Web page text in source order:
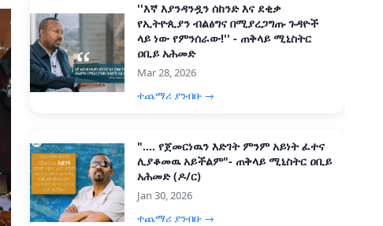
''እኛ እያንዳንዷን ሰከንድ እና ደቂቃ
የኢትዮጲያን ብልፅግና በሚያረጋግጡ ጉዳዮች
ላይ ነው የምንሰራው!'' - ጠቅላይ ሚኒስትር
ዐቢይ አሕመድ
Mar 28, 2026
ተጨማሪ ያንብቡ →
".... የጀመርነዉን እድገት ምንም አይነት ፈተና
ሊያቆመዉ አይችልም"- ጠቅላይ ሚኒስትር ዐቢይ
አሕመድ (ዶ/ር)
Jan 30, 2026
ተጨማሪ ያንብቡ →